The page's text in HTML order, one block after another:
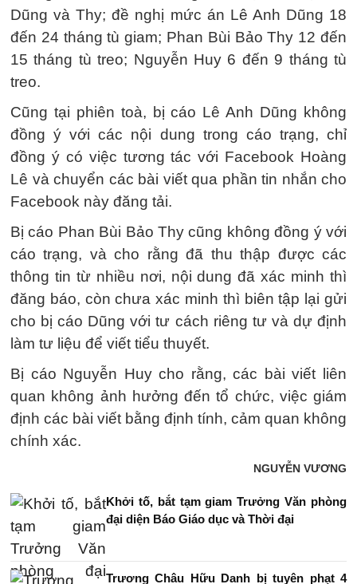
Dũng và Thy; đề nghị mức án Lê Anh Dũng 18
đến 24 tháng tù giam; Phan Bùi Bảo Thy 12 đến
15 tháng tù treo; Nguyễn Huy 6 đến 9 tháng tù
treo.
Cũng tại phiên toà, bị cáo Lê Anh Dũng không
đồng ý với các nội dung trong cáo trạng, chỉ
đồng ý có việc tương tác với Facebook Hoàng
Lê và chuyển các bài viết qua phần tin nhắn cho
Facebook này đăng tải.
Bị cáo Phan Bùi Bảo Thy cũng không đồng ý với
cáo trạng, và cho rằng đã thu thập được các
thông tin từ nhiều nơi, nội dung đã xác minh thì
đăng báo, còn chưa xác minh thì biên tập lại gửi
cho bị cáo Dũng với tư cách riêng tư và dự định
làm tư liệu để viết tiểu thuyết.
Bị cáo Nguyễn Huy cho rằng, các bài viết liên
quan không ảnh hưởng đến tổ chức, việc giám
định các bài viết bằng định tính, cảm quan không
chính xác.
NGUYỄN VƯƠNG
Khởi tố, bắt tạm giam Trưởng Văn phòng
đại diện Báo Giáo dục và Thời đại
Trương Châu Hữu Danh bị tuyên phạt 4